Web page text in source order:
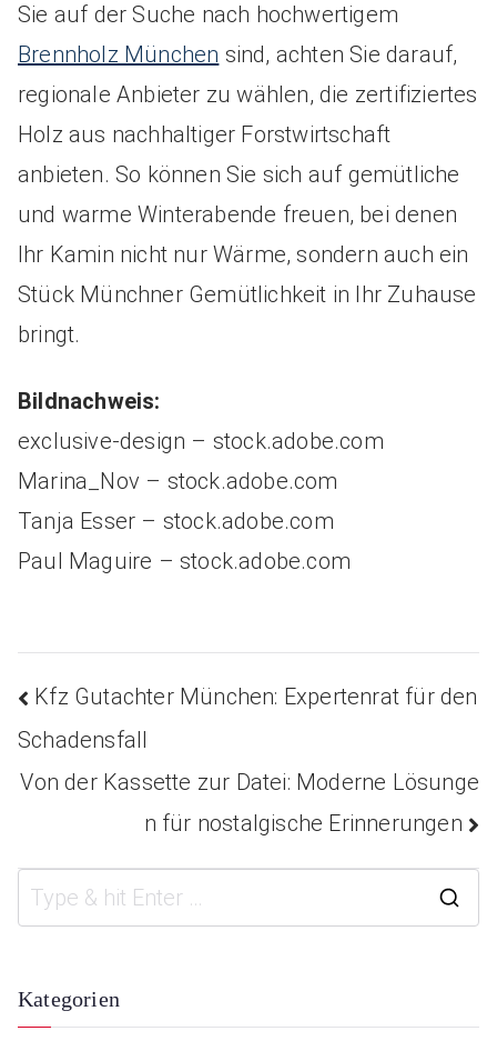
Sie auf der Suche nach hochwertigem
Brennholz München sind, achten Sie darauf,
regionale Anbieter zu wählen, die zertifiziertes
Holz aus nachhaltiger Forstwirtschaft
anbieten. So können Sie sich auf gemütliche
und warme Winterabende freuen, bei denen
Ihr Kamin nicht nur Wärme, sondern auch ein
Stück Münchner Gemütlichkeit in Ihr Zuhause
bringt.
Bildnachweis:
exclusive-design – stock.adobe.com
Marina_Nov – stock.adobe.com
Tanja Esser – stock.adobe.com
Paul Maguire – stock.adobe.com
Kfz Gutachter München: Expertenrat für den
Schadensfall
Von der Kassette zur Datei: Moderne Lösunge
n für nostalgische Erinnerungen
r
Kategorien